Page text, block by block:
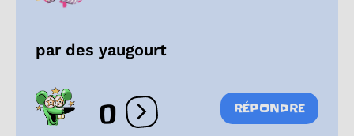
par des yaugourt
0 Ouvrir les réactions
RÉPONDRE